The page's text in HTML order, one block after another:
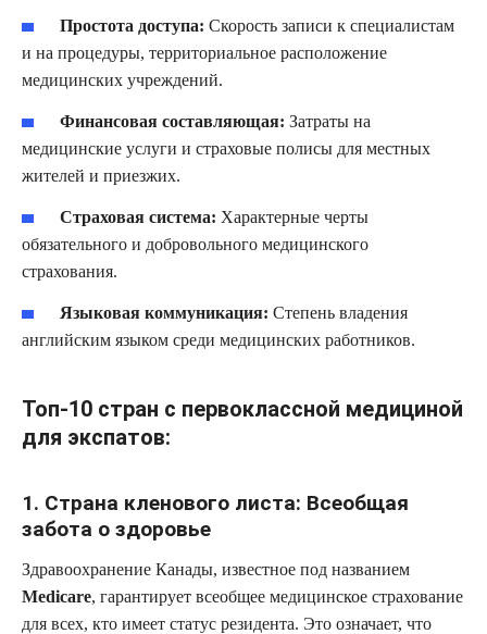
Простота доступа: Скорость записи к специалистам
и на процедуры, территориальное расположение
медицинских учреждений.
Финансовая составляющая: Затраты на
медицинские услуги и страховые полисы для местных
жителей и приезжих.
Страховая система: Характерные черты
обязательного и добровольного медицинского
страхования.
Языковая коммуникация: Степень владения
английским языком среди медицинских работников.
Топ-10 стран с первоклассной медициной
для экспатов:
1. Страна кленового листа: Всеобщая
забота о здоровье
Здравоохранение Канады, известное под названием
Medicare, гарантирует всеобщее медицинское страхование
для всех, кто имеет статус резидента. Это означает, что